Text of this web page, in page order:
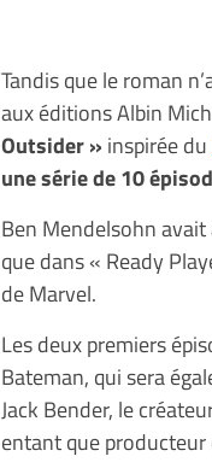
Tandis que le roman
aux éditions Albin
Outsider » inspirée du
une série de 10
Ben Mendelsohn
que dans « Ready
de Marvel.
Les deux premiers
Bateman, qui sera
Jack Bender, le
entant que producteur